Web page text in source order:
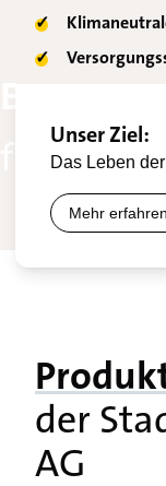
✓
✓
mehr erfahren
für die
Unser Ziel:
Das Leben
Mehr erfahren
der
AG